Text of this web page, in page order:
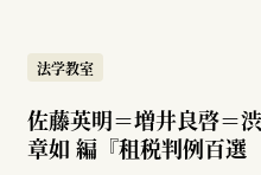
法学教室
佐藤英明＝増井良啓＝
章如 編『租税判例百選